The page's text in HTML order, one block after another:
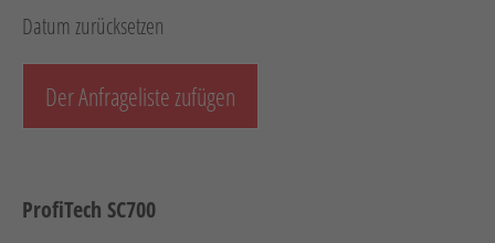
Verkauf
Datum zurücksetzen
Der Anfrageliste zufügen
ProfiTech SC700